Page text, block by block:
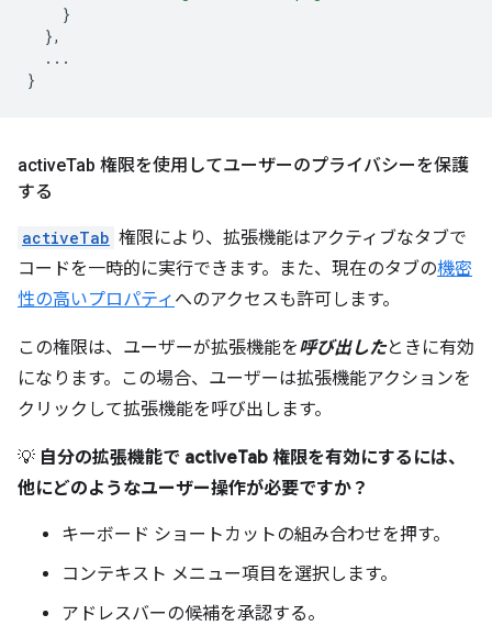
}
},
...
}
activeTab 権限を使用してユーザーのプライバシーを保護
する
activeTab 権限により、拡張機能はアクティブなタブで
コードを一時的に実行できます。
また、現在のタブの機密
性の高いプロパティ へのアクセスも許可します。
この権限は、ユーザーが拡張機能を呼び出したときに有効
になります。この場合、ユーザーは拡張機能アクションを
クリックして拡張機能を呼び出します。
💡 自分の拡張機能で activeTab 権限を有効にするには、
他にどのようなユーザー操作が必要ですか？
キーボード ショートカットの組み合わせを押す。
コンテキスト メニュー項目を選択します。
アドレスバーの候補を承認する。